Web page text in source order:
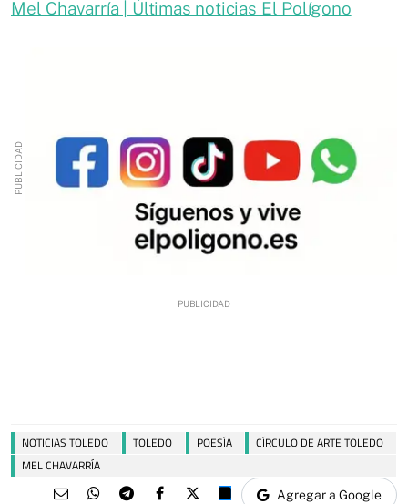
Mel Chavarría | Últimas noticias El Polígono
NOTICIAS TOLEDO TOLEDO POESÍA
CÍRCULO DE ARTE TOLEDO
MEL CHAVARRÍA
Agregar a Google